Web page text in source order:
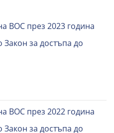
ВОС през 2023 година
Закон за достъпа до
ВОС през 2022 година
Закон за достъпа до